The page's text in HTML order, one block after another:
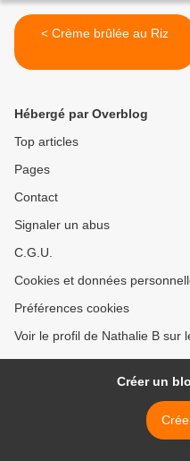
< Crème brûlée au Riz
Hébergé par Overblog
Top articles
Pages
Contact
Signaler un abus
C.G.U.
Cookies et données
Préférences cookies
Voir le profil de Nathalie B sur
Créer un